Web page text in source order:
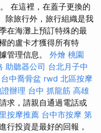
在這裡，在蓋子更換的
除旅行外，旅行組織是我
在海灘上預訂特殊的最
的盧卡才獲得所有特
管理信息。 外燴 桃園
助聽器公司 台北月子中
台中喬骨盆 rwd 北區按摩
辦理 台中 抓龍筋 高雄
求，請親自通過電話或
按摩推薦 台中市按摩 第
行投資是最好的回報，